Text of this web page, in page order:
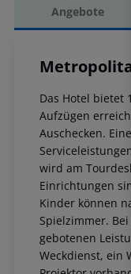
Angebote
Das Hotel bietet
Aufzügen
Auschecken.
wird am
Einrichtungen
Kinder können
Spielzimmer.
gebotenen
Weckdienst, ein